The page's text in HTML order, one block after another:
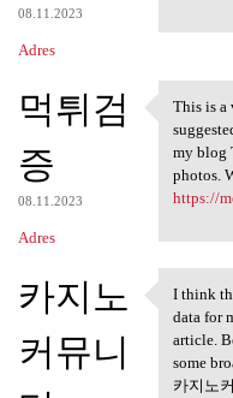
08.11.2023
Adres
먹튀검
증
08.11.2023
Adres
This is
This is a
my blog
photos.
https://
카지노
커뮤니
I think
I think
data for
article.
some
카지노